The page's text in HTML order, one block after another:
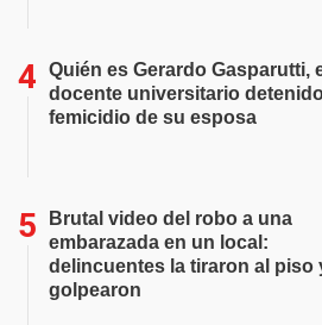
Quién es Gerardo Gasparutti,
docente universitario
femicidio de su esposa
Brutal video del robo a una
embarazada en un local:
delincuentes la tiraron al piso
golpearon